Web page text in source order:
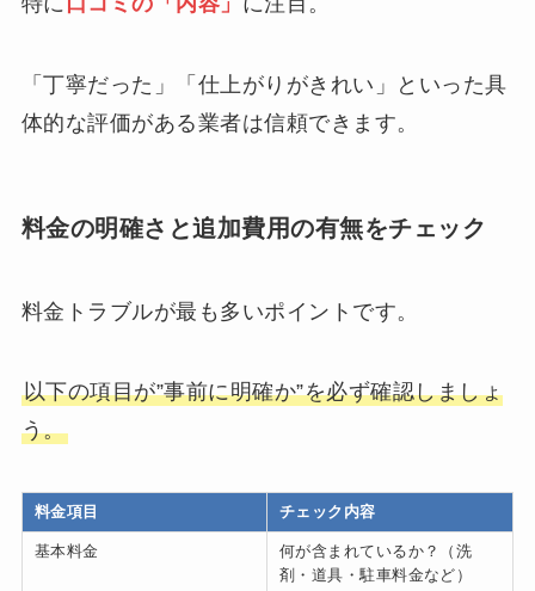
「丁寧だった」「仕上がりがきれい」といった具
体的な評価がある業者は信頼できます。
料金の明確さと追加費用の有無をチェック
料金トラブルが最も多いポイントです。
以下の項目が”事前に明確か”を必ず確認しましょ
う。
料金項目 チェック内容
基本料金
何が含まれているか？（洗
剤・道具・駐車料金など）